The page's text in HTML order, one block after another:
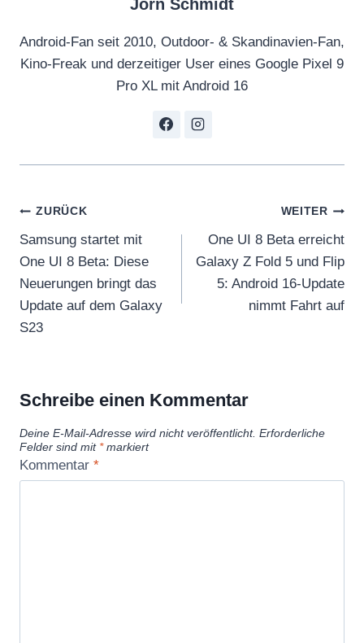
Jörn Schmidt
Android-Fan seit 2010, Outdoor- & Skandinavien-Fan,
Kino-Freak und derzeitiger User eines Google Pixel 9
Pro XL mit Android 16
Beitragsnavigation
ZURÜCK
Samsung startet mit
One UI 8 Beta: Diese
Neuerungen bringt das
Update auf dem Galaxy
S23
WEITER
One UI 8 Beta erreicht
Galaxy Z Fold 5 und Flip
5: Android 16-Update
nimmt Fahrt auf
Schreibe einen Kommentar
Deine E-Mail-Adresse wird nicht veröffentlicht. Erforderliche
Felder sind mit *markiert
Kommentar *